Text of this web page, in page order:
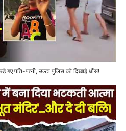
पति-पत्नी, उल्टा पुलिस को दिखाई धौंस!